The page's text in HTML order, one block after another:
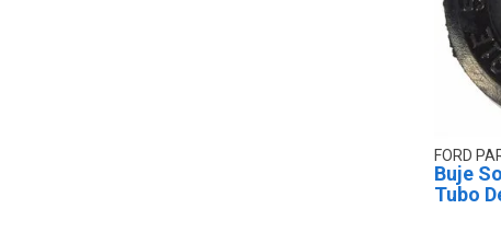
FORD
Buje
Tubo